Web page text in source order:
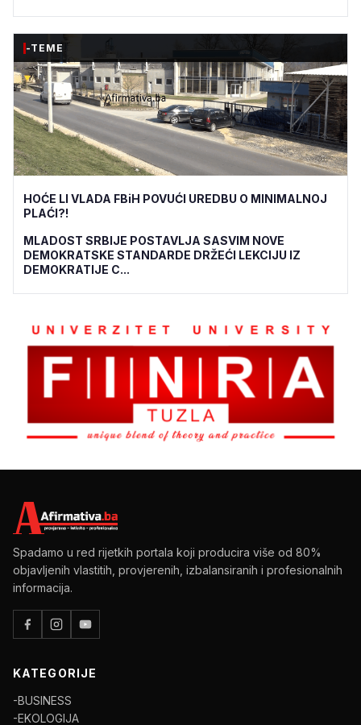
-TEME
HOĆE LI VLADA FBiH POVUĆI UREDBU O MINIMALNOJ
PLAĆI?!
MLADOST SRBIJE POSTAVLJA SASVIM NOVE
DEMOKRATSKE STANDARDE DRŽEĆI LEKCIJU IZ
DEMOKRATIJE C...
Spadamo u red rijetkih portala koji producira više od 80%
objavljenih vlastitih, provjerenih, izbalansiranih i profesionalnih
informacija.
KATEGORIJE
-BUSINESS
-EKOLOGIJA